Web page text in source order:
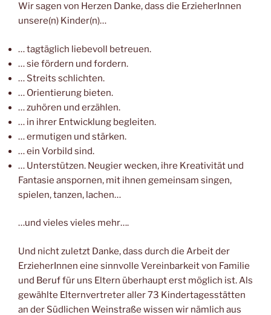
Wir sagen von Her­zen Dan­ke, dass die Erzie­he­rIn­nen
unsere(n) Kinder(n)…
… tag­täg­lich lie­be­voll betreuen.
… sie för­dern und fordern.
… Streits schlichten.
… Ori­en­tie­rung bieten.
… zuhö­ren und erzählen.
… in ihrer Ent­wick­lung begleiten.
… ermu­ti­gen und stärken.
… ein Vor­bild sind.
… Unter­stüt­zen. Neu­gier wecken, ihre Krea­ti­vi­tät und
Fan­ta­sie anspor­nen, mit ihnen gemein­sam sin­gen,
spie­len, tan­zen, lachen…
…und vie­les vie­les mehr….
Und nicht zuletzt Dan­ke, dass durch die Arbeit der
Erzie­he­rIn­nen eine sinn­vol­le Ver­ein­bar­keit von Fami­lie
und Beruf für uns Eltern über­haupt erst mög­lich ist. Als
gewähl­te Eltern­ver­tre­ter aller 73 Kin­der­ta­ges­stät­ten
an der Süd­li­chen Wein­stra­ße wis­sen wir näm­lich aus